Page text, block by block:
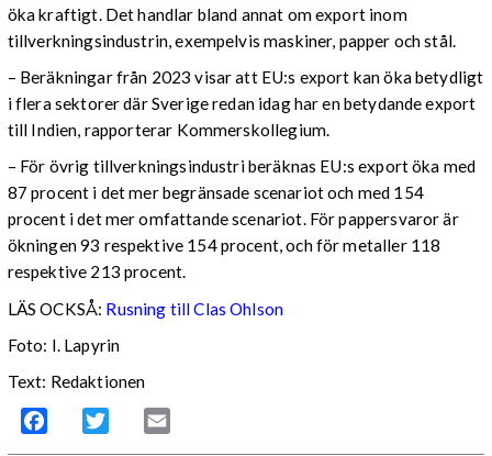
öka kraftigt. Det handlar bland annat om export inom
tillverkningsindustrin, exempelvis maskiner, papper och stål.
– Beräkningar från 2023 visar att EU:s export kan öka betydligt
i flera sektorer där Sverige redan idag har en betydande export
till Indien, rapporterar Kommerskollegium.
– För övrig tillverkningsindustri beräknas EU:s export öka med
87 procent i det mer begränsade scenariot och med 154
procent i det mer omfattande scenariot. För pappersvaror är
ökningen 93 respektive 154 procent, och för metaller 118
respektive 213 procent.
LÄS OCKSÅ: Rusning till Clas Ohlson
Foto: I. Lapyrin
Text: Redaktionen
Facebook Twitter